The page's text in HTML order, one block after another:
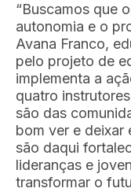
“Buscamos que
autonomia e o
Avana Franco,
pelo projeto de
implementa a
quatro
são das
bom ver e deixar
são daqui
lideranças e
transformar o